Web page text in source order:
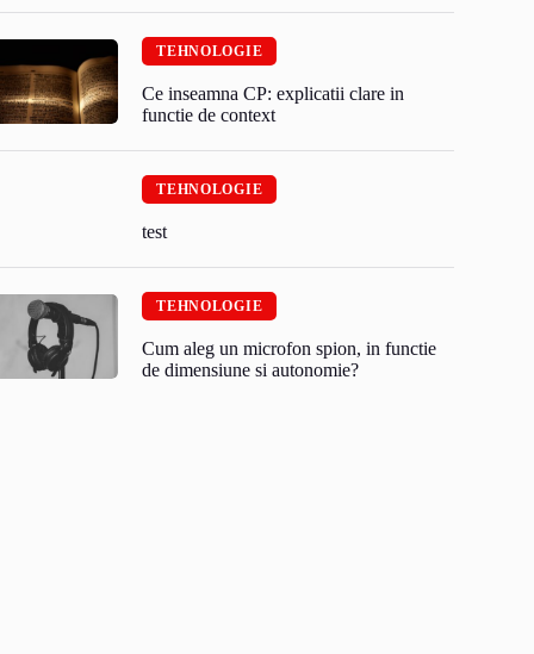
TEHNOLOGIE
Ce inseamna CP: explicatii clare in
functie de context
TEHNOLOGIE
test
TEHNOLOGIE
Cum aleg un microfon spion, in functie
de dimensiune si autonomie?